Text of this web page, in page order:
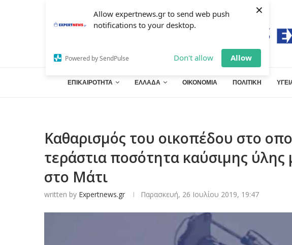
Allow expertnews.gr to send web push
notifications to your desktop.
Powered by SendPulse Don't allow Allow
×
ΕΠΙΚΑΙΡΟΤΗΤΑ ΕΛΛΑΔΑ ΟΙΚΟΝΟΜΙΑ ΠΟΛΙΤΙΚΗ
Καθαρισμός του οικοπέδου στο
τεράστια ποσότητα καύσιμης ύλης
στο Μάτι
written by Expertnews.gr Παρασκευή, 26 Ιουλίου 2019, 19:47